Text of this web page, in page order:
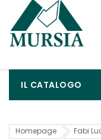
IL CATALOGO
Homepage Fabi